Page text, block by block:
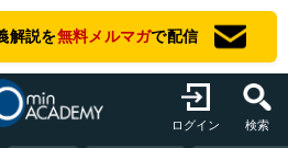
解説を無料メルマガで配信
ログイン 検索